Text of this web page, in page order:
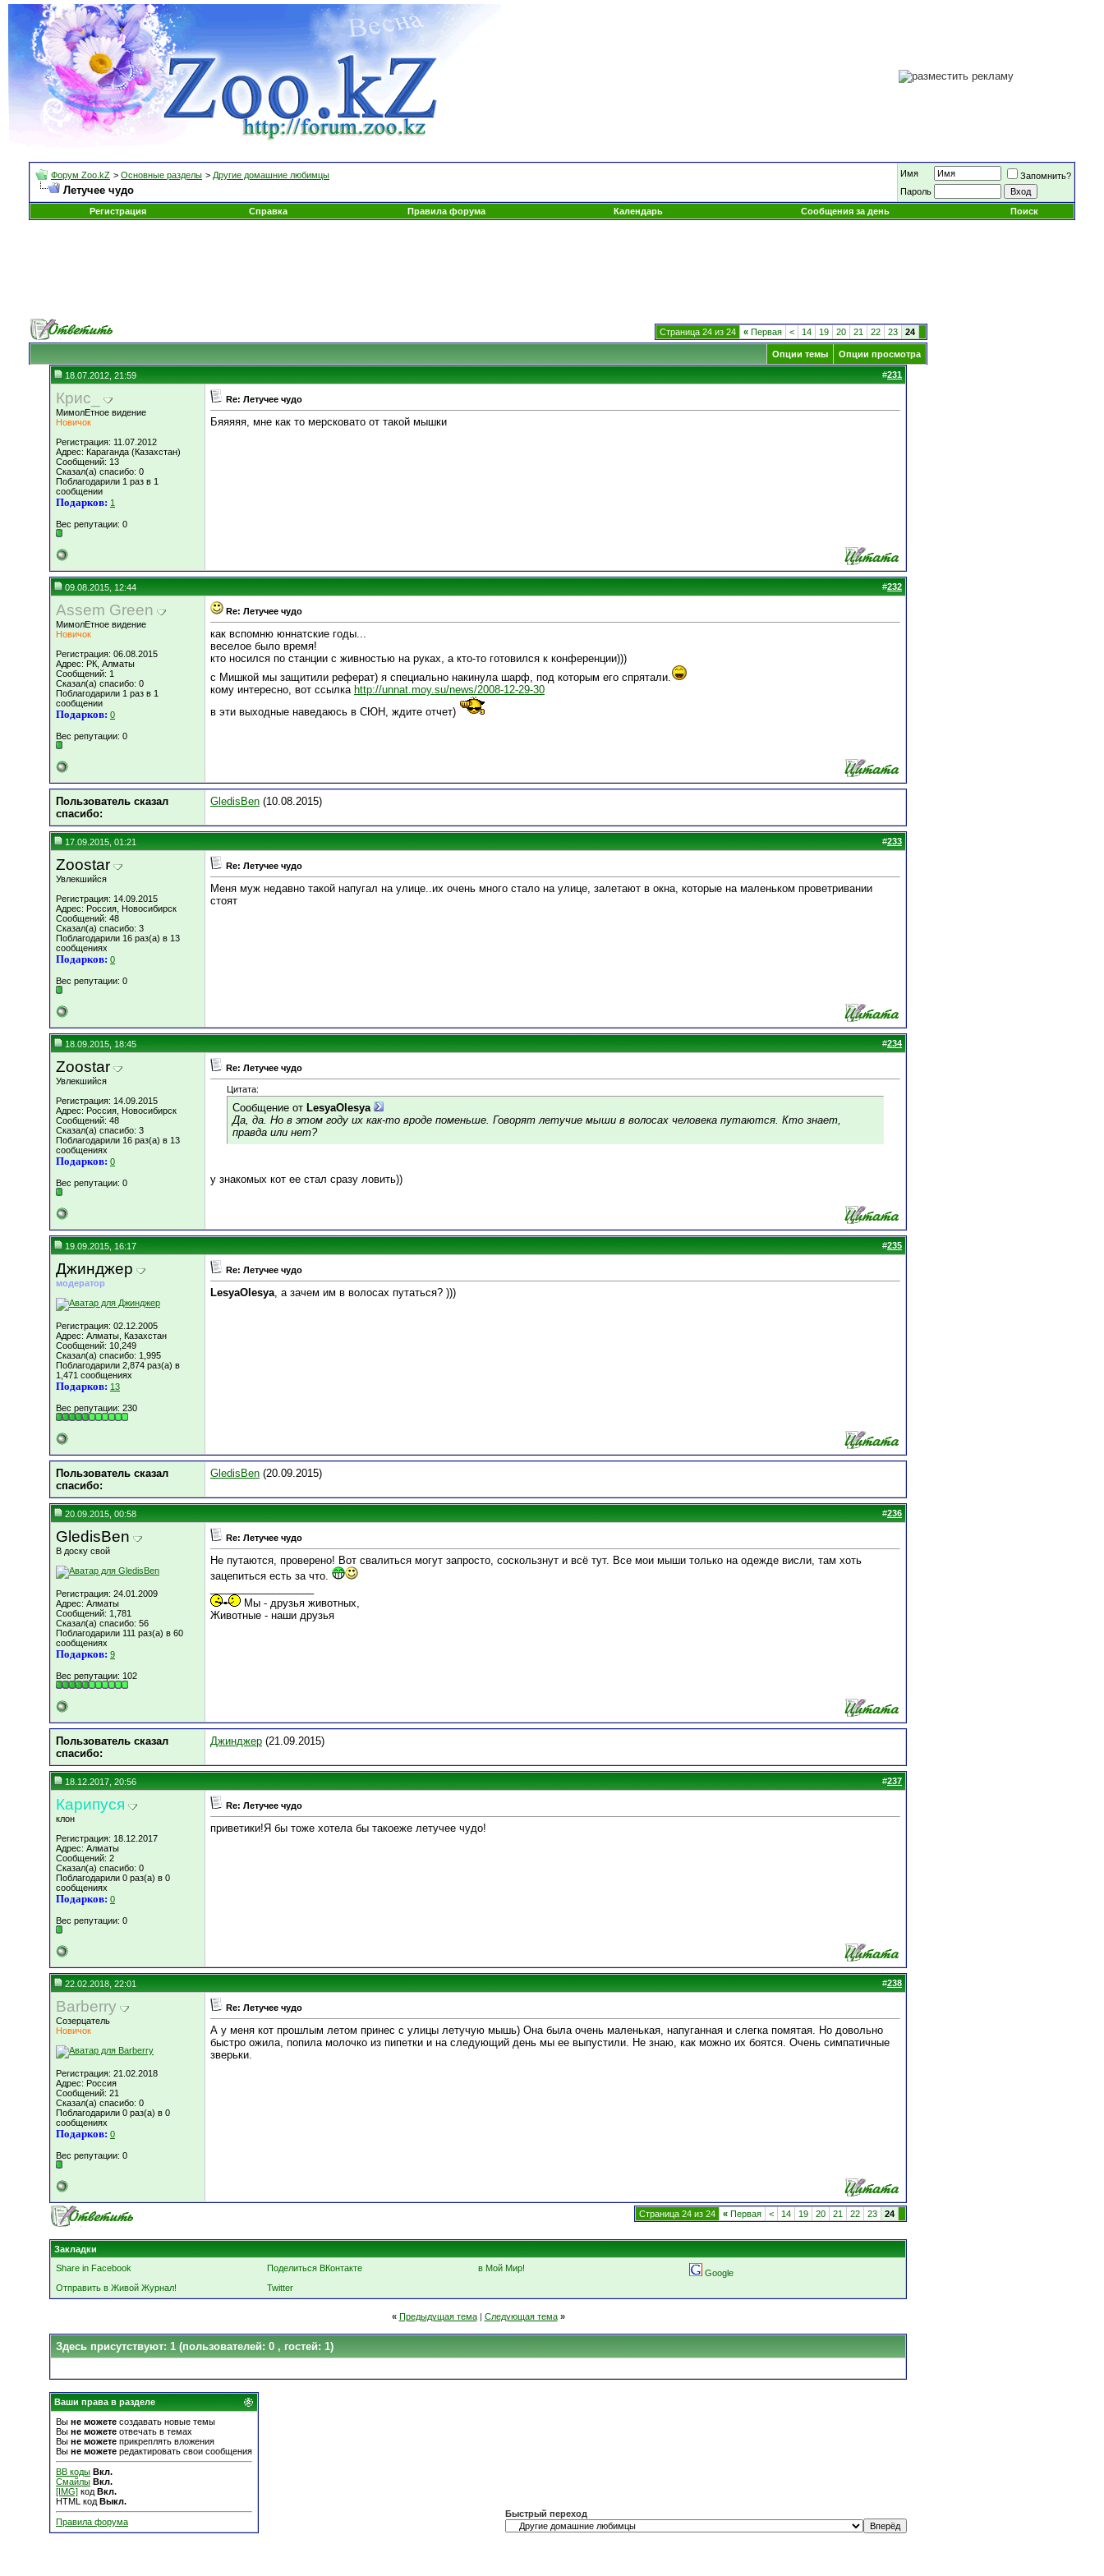
Форум Zoo.kZ > Основные разделы > Другие домашние любимцы
Летучее чудо
Имя
Запомнить?
Пароль
Регистрация
Справка Правила форума Календарь Сообщения за день Поиск
Страница 24 из 24 « Первая < 14 19 20 21 22 23 24
Опции темы Опции просмотра
18.07.2012, 21:59 #231
Крис_
МимолЕтное видение
Новичок
Регистрация: 11.07.2012
Адрес: Караганда (Казахстан)
Сообщений: 13
Сказал(а) спасибо: 0
Поблагодарили 1 раз в 1
сообщении
Подарков: 1
Вес репутации: 0
Re: Летучее чудо
Бяяяяя, мне как то мерсковато от такой мышки
09.08.2015, 12:44 #232
Assem Green
МимолЕтное видение
Новичок
Регистрация: 06.08.2015
Адрес: РК, Алматы
Сообщений: 1
Сказал(а) спасибо: 0
Поблагодарили 1 раз в 1
сообщении
Подарков: 0
Вес репутации: 0
Re: Летучее чудо
как вспомню юннатские годы...
веселое было время!
кто носился по станции с живностью на руках, а кто-то готовился к конференции)))
с Мишкой мы защитили реферат) я специально накинула шарф, под которым его спрятали.
кому интересно, вот ссылка http://unnat.moy.su/news/2008-12-29-30
в эти выходные наведаюсь в СЮН, ждите отчет)
Пользователь сказал
cпасибо:
GledisBen (10.08.2015)
17.09.2015, 01:21 #233
Zoostar
Увлекшийся
Регистрация: 14.09.2015
Адрес: Россия, Новосибирск
Сообщений: 48
Сказал(а) спасибо: 3
Поблагодарили 16 раз(а) в 13
сообщениях
Подарков: 0
Вес репутации: 0
Re: Летучее чудо
Меня муж недавно такой напугал на улице..их очень много стало на улице, залетают в окна, которые на маленьком проветривании
стоят
18.09.2015, 18:45 #234
Zoostar
Увлекшийся
Регистрация: 14.09.2015
Адрес: Россия, Новосибирск
Сообщений: 48
Сказал(а) спасибо: 3
Поблагодарили 16 раз(а) в 13
сообщениях
Подарков: 0
Вес репутации: 0
Re: Летучее чудо
Цитата:
Сообщение от LesyaOlesya
Да, да. Но в этом году их как-то вроде поменьше. Говорят летучие мыши в волосах человека путаются. Кто знает,
правда или нет?
у знакомых кот ее стал сразу ловить))
19.09.2015, 16:17 #235
Джинджер
модератор
Регистрация: 02.12.2005
Адрес: Алматы, Казахстан
Сообщений: 10,249
Сказал(а) спасибо: 1,995
Поблагодарили 2,874 раз(а) в
1,471 сообщениях
Подарков: 13
Вес репутации: 230
Re: Летучее чудо
LesyaOlesya, а зачем им в волосах путаться? )))
Пользователь сказал
cпасибо:
GledisBen (20.09.2015)
20.09.2015, 00:58 #236
GledisBen
В доску свой
Регистрация: 24.01.2009
Адрес: Алматы
Сообщений: 1,781
Сказал(а) спасибо: 56
Поблагодарили 111 раз(а) в 60
сообщениях
Подарков: 9
Вес репутации: 102
Re: Летучее чудо
Не путаются, проверено! Вот свалиться могут запросто, соскользнут и всё тут. Все мои мыши только на одежде висли, там хоть
зацепиться есть за что.
Мы - друзья животных,
Животные - наши друзья
Пользователь сказал
cпасибо:
Джинджер (21.09.2015)
18.12.2017, 20:56 #237
Карипуся
клон
Регистрация: 18.12.2017
Адрес: Алматы
Сообщений: 2
Сказал(а) спасибо: 0
Поблагодарили 0 раз(а) в 0
сообщениях
Подарков: 0
Вес репутации: 0
Re: Летучее чудо
приветики!Я бы тоже хотела бы такоеже летучее чудо!
22.02.2018, 22:01 #238
Barberry
Созерцатель
Новичок
Регистрация: 21.02.2018
Адрес: Россия
Сообщений: 21
Сказал(а) спасибо: 0
Поблагодарили 0 раз(а) в 0
сообщениях
Подарков: 0
Вес репутации: 0
Re: Летучее чудо
А у меня кот прошлым летом принес с улицы летучую мышь) Она была очень маленькая, напуганная и слегка помятая. Но довольно
быстро ожила, попила молочко из пипетки и на следующий день мы ее выпустили. Не знаю, как можно их боятся. Очень симпатичные
зверьки.
Страница 24 из 24 « Первая < 14 19 20 21 22 23 24
Закладки
Share in Facebook
Поделиться ВКонтакте в Мой Мир!
Google
Отправить в Живой Журнал!
Twitter
« Предыдущая тема| Следующая тема »
Здесь присутствуют: 1 (пользователей: 0 , гостей: 1)
Ваши права в разделе
Вы не можете создавать новые темы
Вы не можете отвечать в темах
Вы не можете прикреплять вложения
Вы не можете редактировать свои сообщения
BB коды Вкл.
Смайлы Вкл.
[IMG] код Вкл.
HTML код Выкл.
Правила форума
Быстрый переход